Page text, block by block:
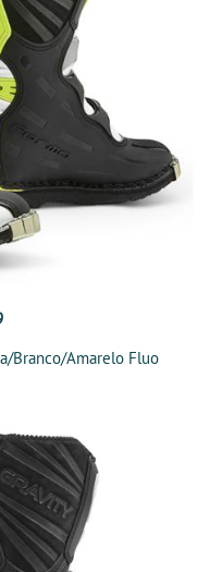
Branco/Amarelo Fluo